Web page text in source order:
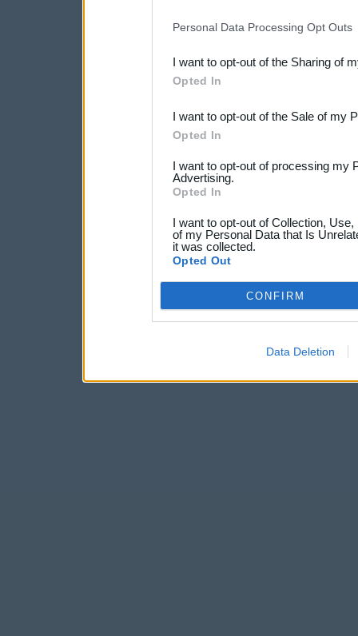
Downstream Participants
third parties.
Personal Data Processing Opt Outs
I want to opt-out of the Sharing of
Opted In
I want to opt-out of the Sale of my
Opted In
I want to opt-out of processing my
Advertising.
Opted In
I want to opt-out of Collection,
of my Personal Data that Is
it was collected.
Opted Out
CONFIRM
Data Deletion